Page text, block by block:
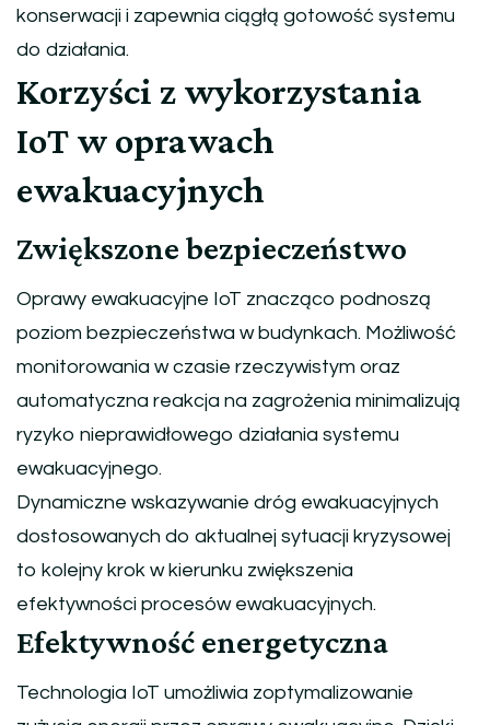
konserwacji i zapewnia ciągłą gotowość systemu
do działania.
Korzyści z wykorzystania
IoT w oprawach
ewakuacyjnych
Zwiększone bezpieczeństwo
Oprawy ewakuacyjne IoT znacząco podnoszą
poziom bezpieczeństwa w budynkach. Możliwość
monitorowania w czasie rzeczywistym oraz
automatyczna reakcja na zagrożenia minimalizują
ryzyko nieprawidłowego działania systemu
ewakuacyjnego.
Dynamiczne wskazywanie dróg ewakuacyjnych
dostosowanych do aktualnej sytuacji kryzysowej
to kolejny krok w kierunku zwiększenia
efektywności procesów ewakuacyjnych.
Efektywność energetyczna
Technologia IoT umożliwia zoptymalizowanie